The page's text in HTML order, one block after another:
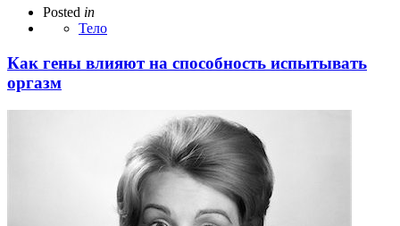
Posted in
Тело
Как гены влияют на способность испытывать
оргазм